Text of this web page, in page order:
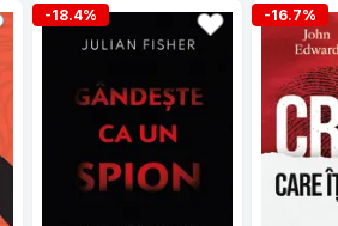
-18.4% -16.7%